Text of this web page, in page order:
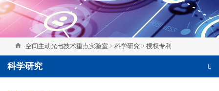
空间主动光电技术重点实验室 > 科学研究 > 授权专利
科学研究